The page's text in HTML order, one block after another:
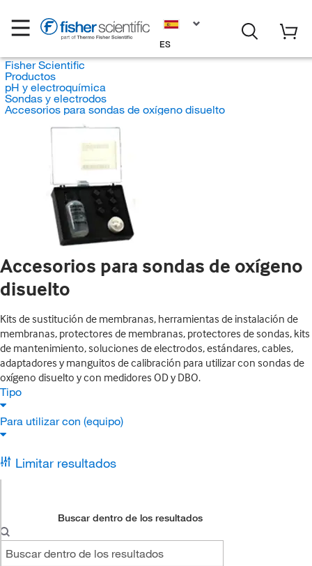
ES
Fisher Scientific
Productos
pH y electroquímica
Sondas y electrodos
Accesorios para sondas de oxígeno disuelto
Accesorios para sondas de oxígeno
disuelto
Kits de sustitución de membranas, herramientas de instalación de
membranas, protectores de membranas, protectores de sondas, kits
de mantenimiento, soluciones de electrodos, estándares, cables,
adaptadores y manguitos de calibración para utilizar con sondas de
oxígeno disuelto y con medidores OD y DBO.
Tipo
Para utilizar con (equipo)
Limitar resultados
Buscar dentro de los resultados